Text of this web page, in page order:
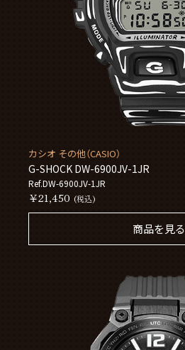
カシオ その他（CASIO）
G-SHOCK DW-6900JV-1JR
Ref.DW-6900JV-1JR
￥21,450 (税込)
商品を見る